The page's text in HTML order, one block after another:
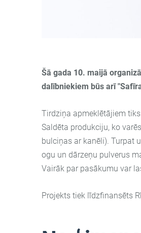
Šā gada 10. maijā
dalībniekiem būs arī
Tirdziņa apmeklētājiem
Saldēta produkciju, ko
bulciņas ar kanēli). Turpat
ogu un dārzeņu pulverus
Vairāk par pasākumu var
Projekts tiek līdzfinansēts